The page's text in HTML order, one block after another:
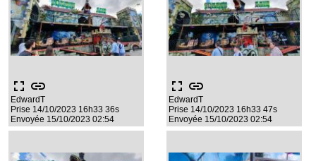
fullscreen link
EdwardT
Prise 14/10/2023 16h33 36s
Envoyée 15/10/2023 02:54
fullscreen link
EdwardT
Prise 14/10/2023 16h33 47s
Envoyée 15/10/2023 02:54